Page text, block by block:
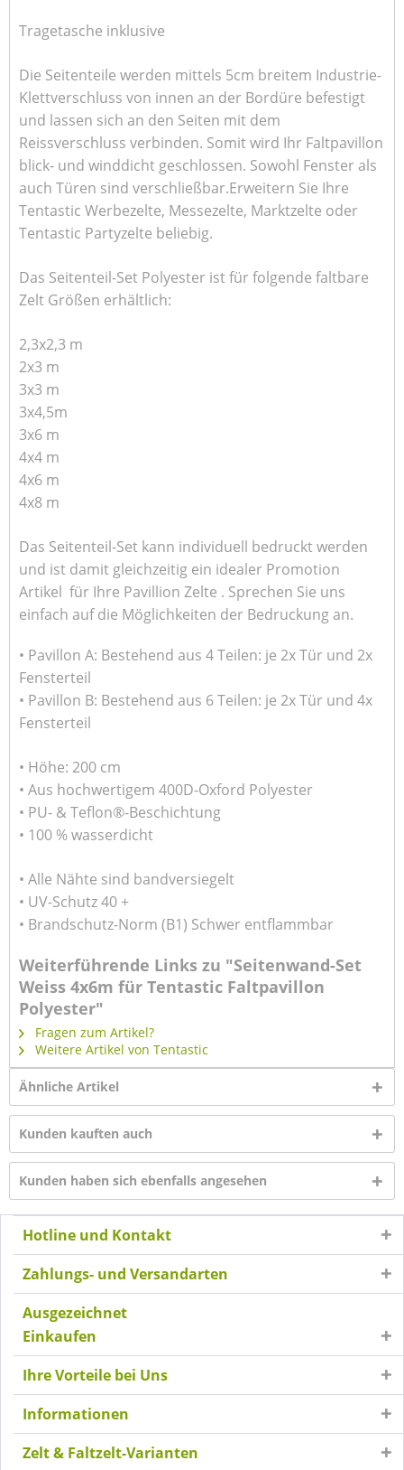
Tragetasche inklusive
Die Seitenteile werden mittels 5cm breitem Industrie-
Klettverschluss von innen an der Bordüre befestigt
und lassen sich an den Seiten mit dem
Reissverschluss verbinden. Somit wird Ihr Faltpavillon
blick- und winddicht geschlossen. Sowohl Fenster als
auch Türen sind verschließbar.Erweitern Sie Ihre
Tentastic Werbezelte, Messezelte, Marktzelte oder
Tentastic Partyzelte beliebig.
Das Seitenteil-Set Polyester ist für folgende faltbare
Zelt Größen erhältlich:
2,3x2,3 m
2x3 m
3x3 m
3x4,5m
3x6 m
4x4 m
4x6 m
4x8 m
Das Seitenteil-Set kann individuell bedruckt werden
und ist damit gleichzeitig ein idealer Promotion
Artikel für Ihre Pavillion Zelte . Sprechen Sie uns
einfach auf die Möglichkeiten der Bedruckung an.
• Pavillon A: Bestehend aus 4 Teilen: je 2x Tür und 2x
Fensterteil
• Pavillon B: Bestehend aus 6 Teilen: je 2x Tür und 4x
Fensterteil
• Höhe: 200 cm
• Aus hochwertigem 400D-Oxford Polyester
• PU- & Teflon®-Beschichtung
• 100 % wasserdicht
• Alle Nähte sind bandversiegelt
• UV-Schutz 40 +
• Brandschutz-Norm (B1) Schwer entflammbar
Weiterführende Links zu "Seitenwand-Set
Weiss 4x6m für Tentastic Faltpavillon
Polyester"
Fragen zum Artikel?
Weitere Artikel von Tentastic
Ähnliche Artikel
Kunden kauften auch
Kunden haben sich ebenfalls angesehen
Hotline und Kontakt
Zahlungs- und Versandarten
Ausgezeichnet
Einkaufen
Ihre Vorteile bei Uns
Informationen
Zelt & Faltzelt-Varianten